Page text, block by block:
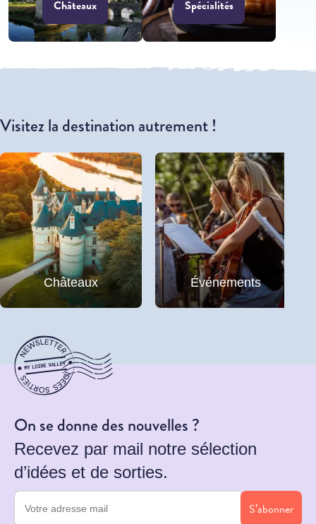
Châteaux Spécialités
Visitez la destination autrement !
Châteaux Événements
On se donne des nouvelles ?
Recevez par mail notre sélection
d’idées et de sorties.
S’abonner